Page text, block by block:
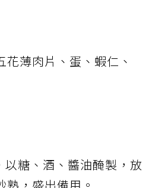
薄肉片、蛋、蝦仁、
糖、酒、醬油醃製，放